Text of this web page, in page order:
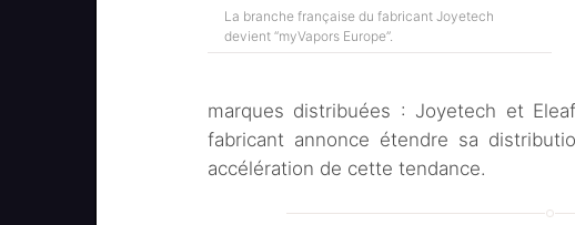
La branche française du fabricant Joyetech
devient “myVapors Europe”.
marques distribuées : Joyetech et
fabricant annonce étendre sa
accélération de cette tendance.